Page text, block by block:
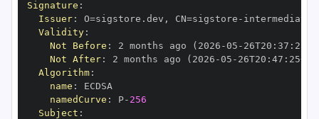
Signature :
Issuer: O=sigstore.dev , CN=sigstore -
Validity:
Not Before : 2 months ago (2026 -05 - 26T20 : 37 :
Not After: 2 months ago (2026 -05 - 26T20 : 47 : 25+00
Algorithm:
name :
namedCurve : P- 256
Subject :